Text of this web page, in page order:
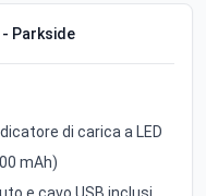
- Parkside
di carica a LED
mAh)